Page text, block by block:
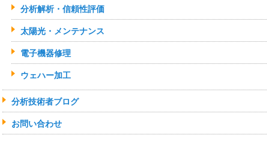
分析解析・信頼性評価
太陽光・メンテナンス
電子機器修理
ウェハー加工
分析技術者ブログ
お問い合わせ